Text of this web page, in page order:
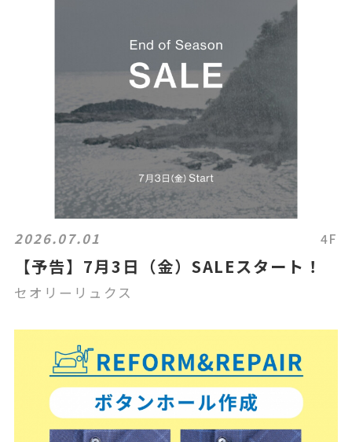
2026.07.01 4F
【予告】7月3日（金）SALEスタート！
セオリーリュクス